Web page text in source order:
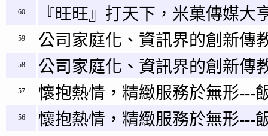
60 『旺旺』打天下，米菓傳媒大
59 公司家庭化、資訊界的創新傳
58 公司家庭化、資訊界的創新傳
57 懷抱熱情，精緻服務於無形---
56 懷抱熱情，精緻服務於無形---